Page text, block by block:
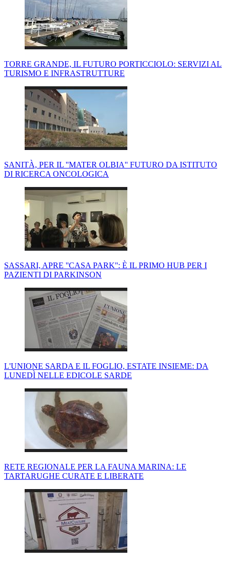
TORRE GRANDE, IL FUTURO PORTICCIOLO: SERVIZI AL
TURISMO E INFRASTRUTTURE
SANITÀ, PER IL ''MATER OLBIA'' FUTURO DA ISTITUTO
DI RICERCA ONCOLOGICA
SASSARI, APRE ''CASA PARK'': È IL PRIMO HUB PER I
PAZIENTI DI PARKINSON
L'UNIONE SARDA E IL FOGLIO, ESTATE INSIEME: DA
LUNEDÌ NELLE EDICOLE SARDE
RETE REGIONALE PER LA FAUNA MARINA: LE
TARTARUGHE CURATE E LIBERATE